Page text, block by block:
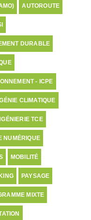
AUTOROUTE
DURABLE
- ICPE
CLIMATIQUE
TCE
NUMÉRIQUE
MOBILITÉ
PAYSAGE
MIXTE